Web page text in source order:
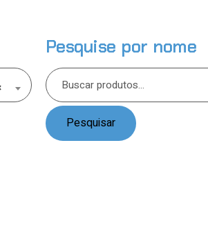
Pesquise por nome
Pesquisar